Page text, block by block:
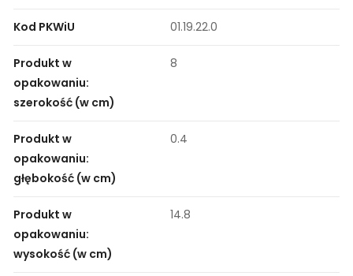
Kod PKWiU 01.19.22.0
Produkt w
opakowaniu:
szerokość (w cm)
8
Produkt w
opakowaniu:
głębokość (w cm)
0.4
Produkt w
opakowaniu:
wysokość (w cm)
14.8